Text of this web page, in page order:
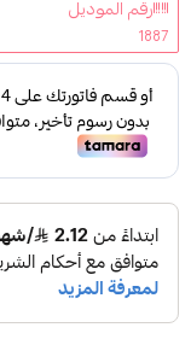
رقم الموديل
1887